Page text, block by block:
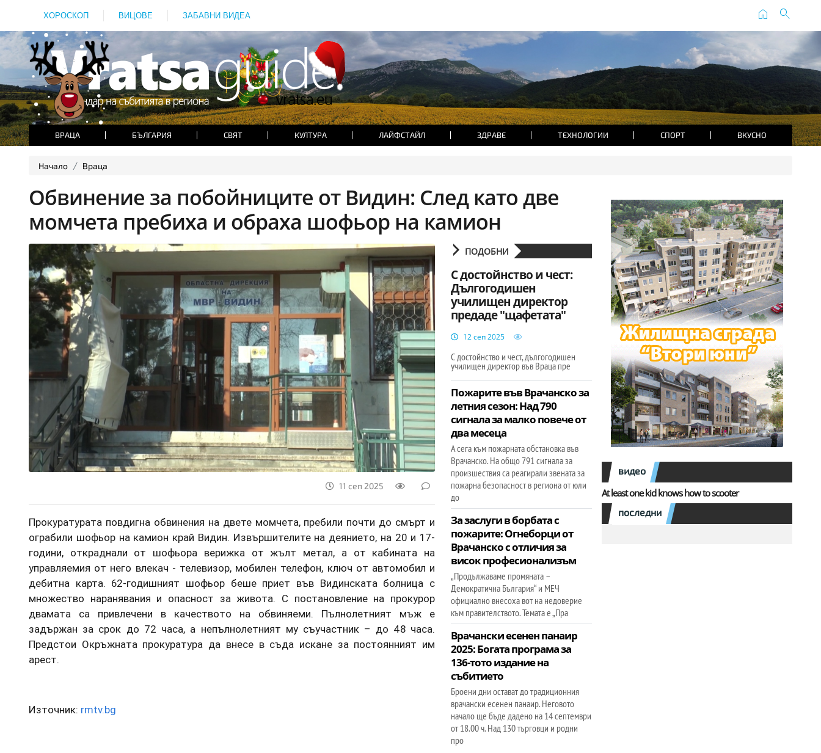
ХОРОСКОП ВИЦОВЕ ЗАБАВНИ ВИДЕА home search
ВРАЦА БЪЛГАРИЯ СВЯТ КУЛТУРА ЛАЙФСТАЙЛ ЗДРАВЕ ТЕХНОЛОГИИ СПОРТ ВКУСНО
Начало Враца
Обвинение за побойниците от Видин: След като две
момчета пребиха и обраха шофьор на камион
11 сеп 2025
Прокуратурата повдигна обвинения на двете момчета, пребили почти до смърт и
ограбили шофьор на камион край Видин. Извършителите на деянието, на 20 и 17-
години, откраднали от шофьора верижка от жълт метал, а от кабината на
управляемия от него влекач - телевизор, мобилен телефон, ключ от автомобил и
дебитна карта. 62-годишният шофьор беше приет във Видинската болница с
множество наранявания и опасност за живота. С постановление на прокурор
двамата са привлечени в качеството на обвиняеми. Пълнолетният мъж е
задържан за срок до 72 часа, а непълнолетният му съучастник – до 48 часа.
Предстои Окръжната прокуратура да внесе в съда искане за постоянният им
арест.
Източник: rmtv.bg
ПОДОБНИ
С достойнство и чест:
Дългогодишен
училищен директор
предаде "щафетата"
12 сеп 2025
С достойнство и чест, дългогодишен
училищен директор във Враца пре
Пожарите във Врачанско за
летния сезон: Над 790
сигнала за малко повече от
два месеца
А сега към пожарната обстановка във
Врачанско. На общо 791 сигнала за
произшествия са реагирали звената за
пожарна безопасност в региона от юли
до
За заслуги в борбата с
пожарите: Огнеборци от
Врачанско с отличия за
висок професионализъм
„Продължаваме промяната –
Демократична България“ и МЕЧ
официално внесоха вот на недоверие
към правителството. Темата е „Пра
Врачански есенен панаир
2025: Богата програма за
136-тото издание на
събитието
Броени дни остават до традиционния
врачански есенен панаир. Неговото
начало ще бъде дадено на 14 септември
от 18.00 ч. Над 130 търговци и родни
про
видео
At least one kid knows how to scooter
последни